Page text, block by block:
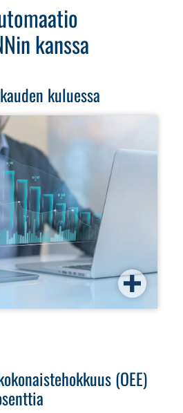
kanssa
kuluessa
(OEE)